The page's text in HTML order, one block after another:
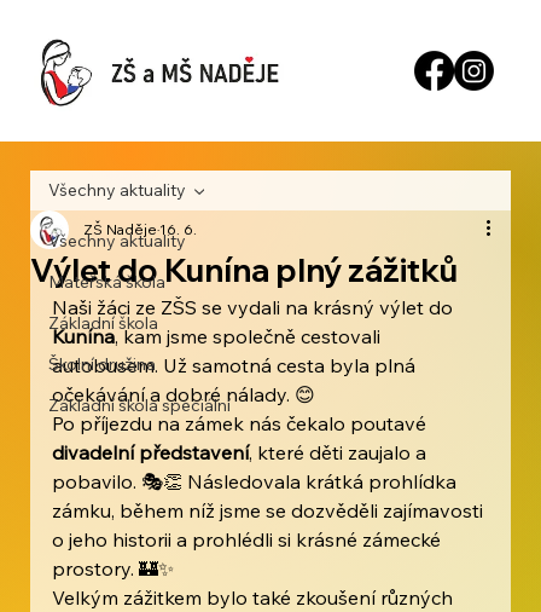
Všechny aktuality
Mateřská škola
Základní škola
Školní družina
Základní škola speciální
Všechny aktuality
Výlet do Kunína plný zážitků
ZŠ Naděje16. 6.
Naši žáci ze ZŠS se vydali na krásný výlet do
Kunína, kam jsme společně cestovali
autobusem. Už samotná cesta byla plná
očekávání a dobré nálady. 😊
Po příjezdu na zámek nás čekalo poutavé
divadelní představení, které děti zaujalo a
pobavilo. 🎭👏 Následovala krátká prohlídka
zámku, během níž jsme se dozvěděli zajímavosti
o jeho historii a prohlédli si krásné zámecké
prostory. 🏰✨
Velkým zážitkem bylo také zkoušení různých